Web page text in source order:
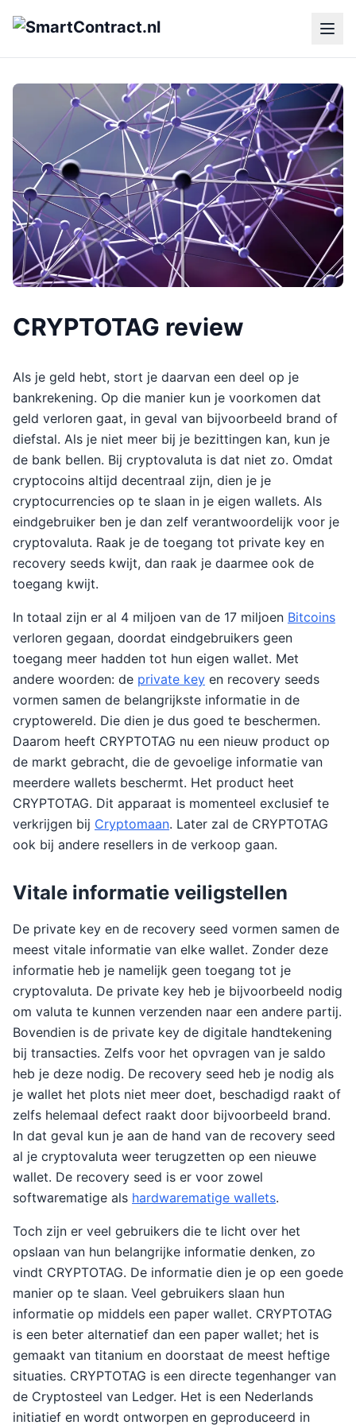
CRYPTOTAG review
Als je geld hebt, stort je daarvan een deel op je
bankrekening. Op die manier kun je voorkomen dat
geld verloren gaat, in geval van bijvoorbeeld brand of
diefstal. Als je niet meer bij je bezittingen kan, kun je
de bank bellen. Bij cryptovaluta is dat niet zo. Omdat
cryptocoins altijd decentraal zijn, dien je je
cryptocurrencies op te slaan in je eigen wallets. Als
eindgebruiker ben je dan zelf verantwoordelijk voor je
cryptovaluta. Raak je de toegang tot private key en
recovery seeds kwijt, dan raak je daarmee ook de
toegang kwijt.
In totaal zijn er al 4 miljoen van de 17 miljoen Bitcoins
verloren gegaan, doordat eindgebruikers geen
toegang meer hadden tot hun eigen wallet. Met
andere woorden: de private key en recovery seeds
vormen samen de belangrijkste informatie in de
cryptowereld. Die dien je dus goed te beschermen.
Daarom heeft CRYPTOTAG nu een nieuw product op
de markt gebracht, die de gevoelige informatie van
meerdere wallets beschermt. Het product heet
CRYPTOTAG. Dit apparaat is momenteel exclusief te
verkrijgen bij Cryptomaan. Later zal de CRYPTOTAG
ook bij andere resellers in de verkoop gaan.
Vitale informatie veiligstellen
De private key en de recovery seed vormen samen de
meest vitale informatie van elke wallet. Zonder deze
informatie heb je namelijk geen toegang tot je
cryptovaluta. De private key heb je bijvoorbeeld nodig
om valuta te kunnen verzenden naar een andere partij.
Bovendien is de private key de digitale handtekening
bij transacties. Zelfs voor het opvragen van je saldo
heb je deze nodig. De recovery seed heb je nodig als
je wallet het plots niet meer doet, beschadigd raakt of
zelfs helemaal defect raakt door bijvoorbeeld brand.
In dat geval kun je aan de hand van de recovery seed
al je cryptovaluta weer terugzetten op een nieuwe
wallet. De recovery seed is er voor zowel
softwarematige als hardwarematige wallets.
Toch zijn er veel gebruikers die te licht over het
opslaan van hun belangrijke informatie denken, zo
vindt CRYPTOTAG. De informatie dien je op een goede
manier op te slaan. Veel gebruikers slaan hun
informatie op middels een paper wallet. CRYPTOTAG
is een beter alternatief dan een paper wallet; het is
gemaakt van titanium en doorstaat de meest heftige
situaties. CRYPTOTAG is een directe tegenhanger van
de Cryptosteel van Ledger. Het is een Nederlands
initiatief en wordt ontworpen en geproduceerd in